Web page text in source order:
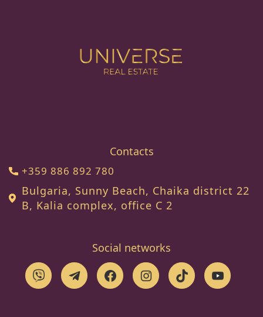
Contacts
+359 886 892 780
Bulgaria, Sunny Beach, Chaika district 22
B, Kalia complex, office C 2
Social networks